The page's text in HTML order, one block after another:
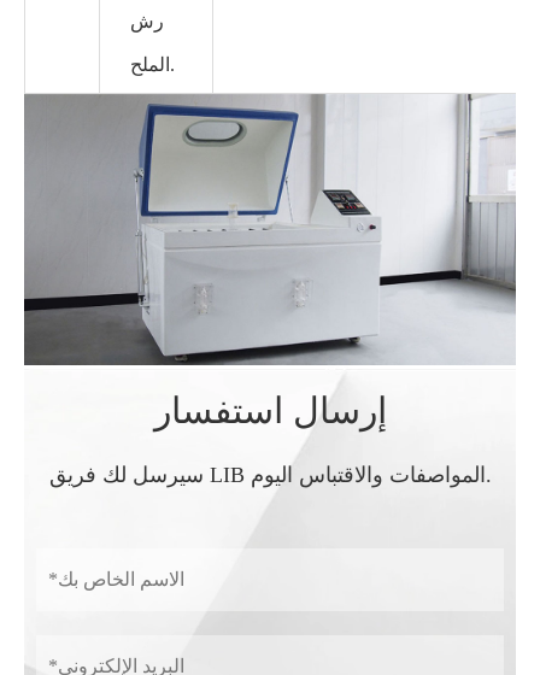
رش
الملح.
إرسال استفسار
سيرسل لك فريق LIB المواصفات والاقتباس اليوم.